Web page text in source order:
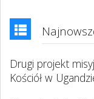
Drugi projekt
Kościół w